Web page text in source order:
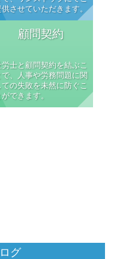
供させていただきます。
顧問契約
労士と顧問契約を結ぶこ
で、人事や労務問題に関
ての失敗を未然に防ぐこ
ができます。
グ